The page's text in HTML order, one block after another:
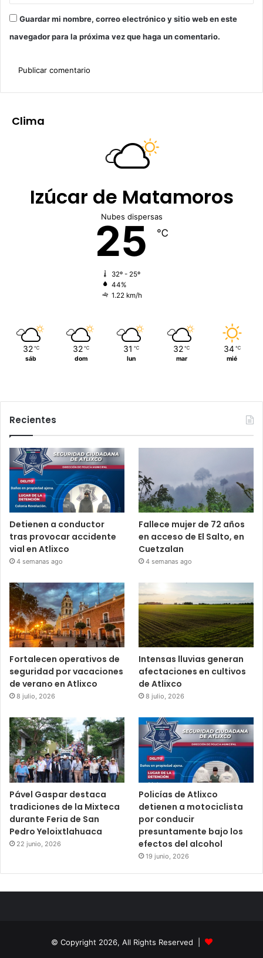
Guardar mi nombre, correo electrónico y sitio web en este
navegador para la próxima vez que haga un comentario.
Clima
Izúcar de Matamoros
Nubes dispersas
25 ℃
32º - 25º
44%
1.22 km/h
32 ℃
sáb
32 ℃
dom
31 ℃
lun
32 ℃
mar
34 ℃
mié
Recientes
Detienen a conductor
tras provocar accidente
vial en Atlixco
4 semanas ago
Fallece mujer de 72 años
en acceso de El Salto, en
Cuetzalan
4 semanas ago
Fortalecen operativos de
seguridad por vacaciones
de verano en Atlixco
8 julio, 2026
Intensas lluvias generan
afectaciones en cultivos
de Atlixco
8 julio, 2026
Pável Gaspar destaca
tradiciones de la Mixteca
durante Feria de San
Pedro Yeloixtlahuaca
22 junio, 2026
Policías de Atlixco
detienen a motociclista
por conducir
presuntamente bajo los
efectos del alcohol
19 junio, 2026
© Copyright 2026, All Rights Reserved |